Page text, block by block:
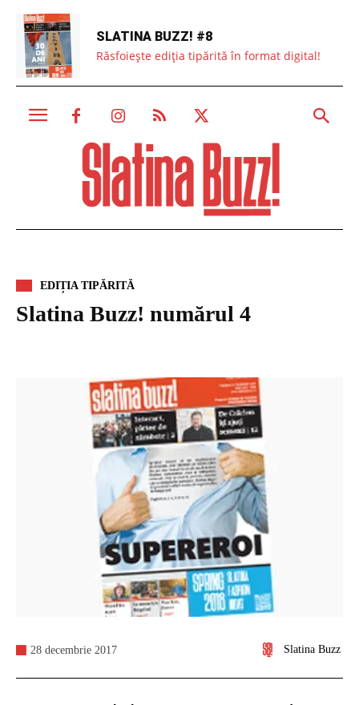
SLATINA BUZZ! #8
Răsfoiește ediția tipărită în format digital!
EDIȚIA TIPĂRITĂ
Slatina Buzz! numărul 4
Slatina Buzz
28 decembrie 2017